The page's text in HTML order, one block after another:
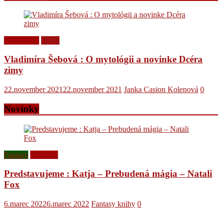
Vladimíra Šebová : O mytológii a novinke Dcéra
zimy
22.november 2021 22.november 2021 Janka Casion Kolenová 0
Novinky
Fantasy
Predstavujeme : Katja – Prebudená mágia – Natali
Fox
6.marec 20226.marec 2022 Fantasy knihy 0